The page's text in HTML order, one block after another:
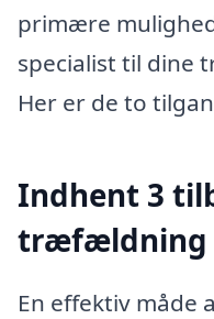
primære
specialist til dine
Her er de to
Indhent 3
træfældning
En effektiv måde